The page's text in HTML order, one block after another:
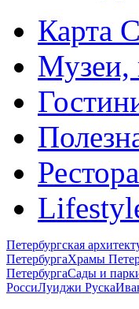
Карта
Музеи,
Петербургская
ПетербургаХрамы
ПетербургаСады и
РоссиЛуиджи Руска